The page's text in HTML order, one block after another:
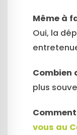
Même à
Oui, la
Combien
plus
vous au